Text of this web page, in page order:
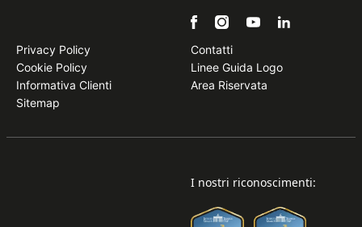
Privacy Policy
Cookie Policy
Informativa Clienti
Sitemap
Contatti
Linee Guida Logo
Area Riservata
I nostri riconoscimenti: